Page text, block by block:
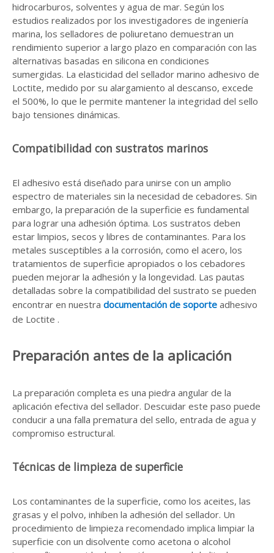
hidrocarburos, solventes y agua de mar. Según los
estudios realizados por los investigadores de ingeniería
marina, los selladores de poliuretano demuestran un
rendimiento superior a largo plazo en comparación con las
alternativas basadas en silicona en condiciones
sumergidas. La elasticidad del sellador marino adhesivo de
Loctite, medido por su alargamiento al descanso, excede
el 500%, lo que le permite mantener la integridad del sello
bajo tensiones dinámicas.
Compatibilidad con sustratos marinos
El adhesivo está diseñado para unirse con un amplio
espectro de materiales sin la necesidad de cebadores. Sin
embargo, la preparación de la superficie es fundamental
para lograr una adhesión óptima. Los sustratos deben
estar limpios, secos y libres de contaminantes. Para los
metales susceptibles a la corrosión, como el acero, los
tratamientos de superficie apropiados o los cebadores
pueden mejorar la adhesión y la longevidad. Las pautas
detalladas sobre la compatibilidad del sustrato se pueden
encontrar en nuestra documentación de soporte adhesivo
de Loctite .
Preparación antes de la aplicación
La preparación completa es una piedra angular de la
aplicación efectiva del sellador. Descuidar este paso puede
conducir a una falla prematura del sello, entrada de agua y
compromiso estructural.
Técnicas de limpieza de superficie
Los contaminantes de la superficie, como los aceites, las
grasas y el polvo, inhiben la adhesión del sellador. Un
procedimiento de limpieza recomendado implica limpiar la
superficie con un disolvente como acetona o alcohol